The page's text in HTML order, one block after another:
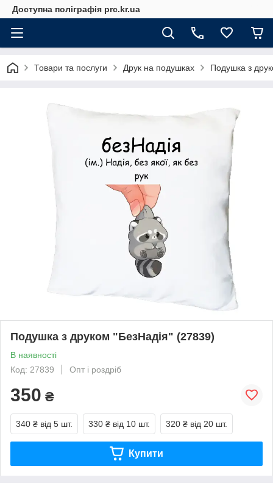
Доступна поліграфія prc.kr.ua
Товари та послуги Друк на подушках Подушка з
Подушка з друком "БезНадія" (27839)
В наявності
Код: 27839
Опт і роздріб
350 ₴
340 ₴ від 5 шт. 330 ₴ від 10 шт. 320 ₴ від 20 шт.
Купити